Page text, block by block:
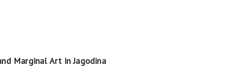
Marginal Art in Jagodina